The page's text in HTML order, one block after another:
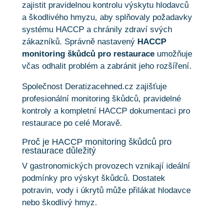
zajistit pravidelnou kontrolu výskytu hlodavců
a škodlivého hmyzu, aby splňovaly požadavky
systému HACCP a chránily zdraví svých
zákazníků. Správně nastavený HACCP
monitoring škůdců pro restauraceumožňuje
včas odhalit problém a zabránit jeho rozšíření.
Společnost Deratizacehned.cz zajišťuje
profesionální monitoring škůdců, pravidelné
kontroly a kompletní HACCP dokumentaci pro
restaurace po celé Moravě.
Proč je HACCP monitoring škůdců pro
restaurace důležitý
V gastronomických provozech vznikají ideální
podmínky pro výskyt škůdců. Dostatek
potravin, vody i úkrytů může přilákat hlodavce
nebo škodlivý hmyz.